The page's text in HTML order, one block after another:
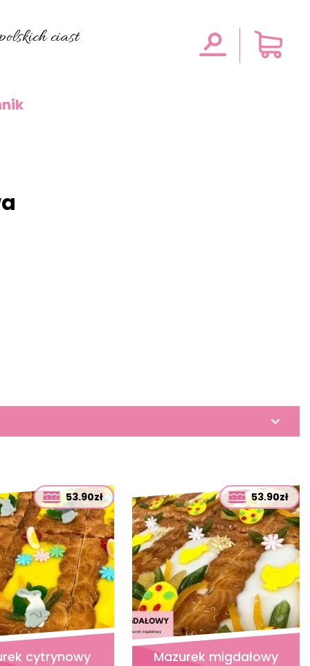
ciast
53.90zł
cytrynowy
53.90zł
Mazurek migdałowy